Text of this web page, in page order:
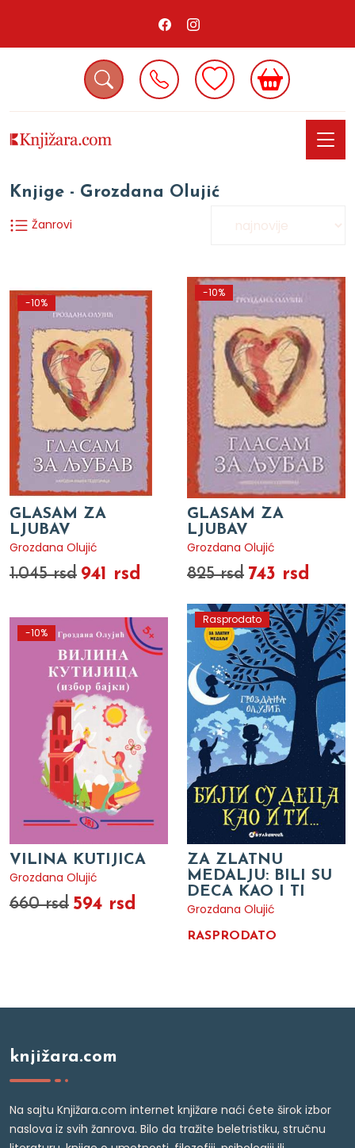
Knjige - Grozdana Olujić
Žanrovi
-10%
GLASAM ZA
LJUBAV
Grozdana Olujić
1.045 rsd 941 rsd
-10%
GLASAM ZA
LJUBAV
Grozdana Olujić
825 rsd 743 rsd
-10%
VILINA KUTIJICA
Grozdana Olujić
660 rsd 594 rsd
Rasprodato
ZA ZLATNU
MEDALJU: BILI SU
DECA KAO I TI
Grozdana Olujić
RASPRODATO
knjižara.com
Na sajtu Knjižara.com internet knjižare naći ćete širok izbor
naslova iz svih žanrova. Bilo da tražite beletristiku, stručnu